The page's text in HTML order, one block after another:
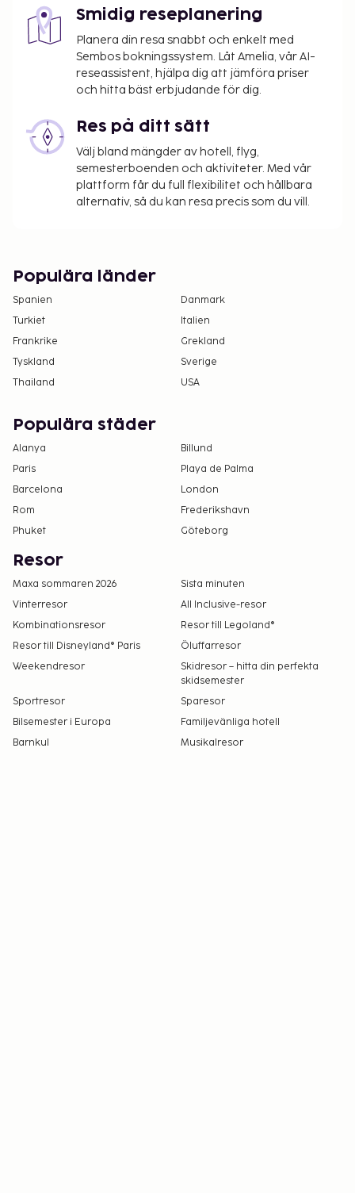
Smidig reseplanering
Planera din resa snabbt och enkelt med
Sembos bokningssystem. Låt Amelia, vår AI-
reseassistent, hjälpa dig att jämföra priser
och hitta bäst erbjudande för dig.
Res på ditt sätt
Välj bland mängder av hotell, flyg,
semesterboenden och aktiviteter. Med vår
plattform får du full flexibilitet och hållbara
alternativ, så du kan resa precis som du vill.
Populära länder
Spanien
Danmark
Turkiet
Italien
Frankrike
Grekland
Tyskland
Sverige
Thailand
USA
Populära städer
Alanya
Billund
Paris
Playa de Palma
Barcelona
London
Rom
Frederikshavn
Phuket
Göteborg
Resor
Maxa sommaren 2026
Sista minuten
Vinterresor
All Inclusive-resor
Kombinationsresor
Resor till Legoland®
Resor till Disneyland® Paris
Öluffarresor
Weekendresor
Skidresor – hitta din perfekta
skidsemester
Sportresor
Sparesor
Bilsemester i Europa
Familjevänliga hotell
Barnkul
Musikalresor